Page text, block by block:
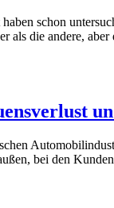
schon
als die andere,
bei den